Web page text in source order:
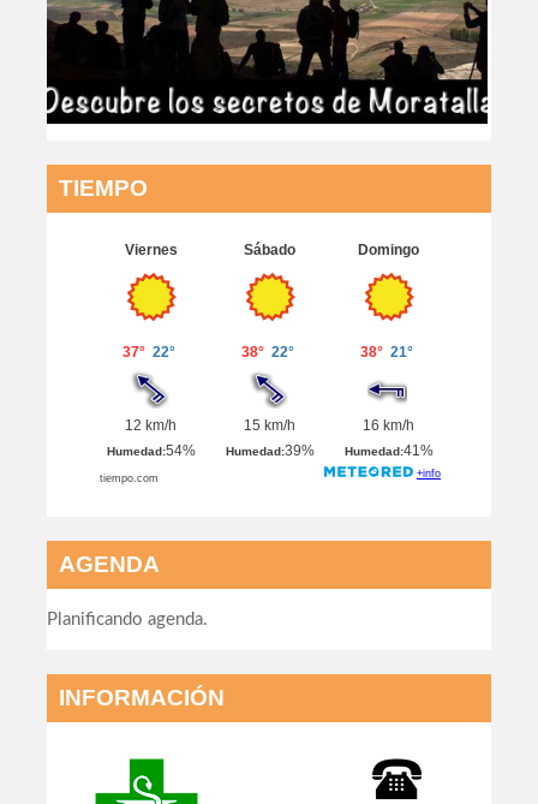
TIEMPO
AGENDA
Planificando agenda.
INFORMACIÓN